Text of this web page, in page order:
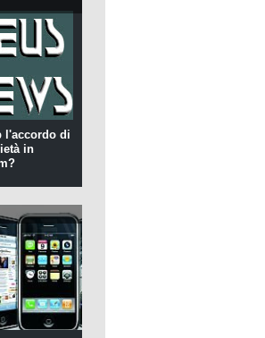
l'accordo di
in